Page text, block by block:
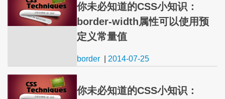
你未必知道的CSS小知识：
border-width属性可以使用预
定义常量值
border 2014-07-25
你未必知道的CSS小知识：